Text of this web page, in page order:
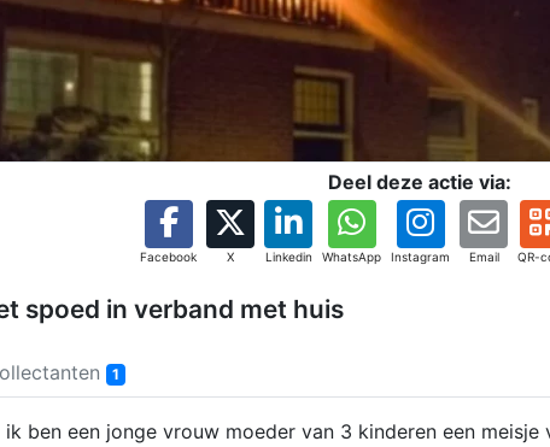
Deel deze actie via:
Facebook X Linkedin WhatsApp Instagram Email QR-
spoed in verband met huis
1
ben een jonge vrouw moeder van 3 kinderen een meisje